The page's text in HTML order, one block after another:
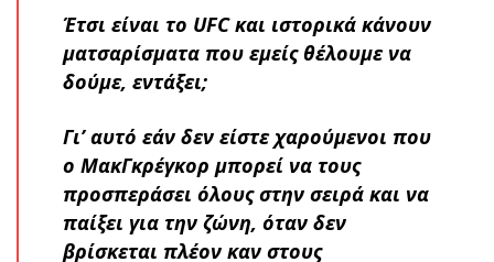
Έτσι είναι το UFC και ιστορικά κάνουν
ματσαρίσματα που εμείς θέλουμε να
δούμε, εντάξει;
Γι’ αυτό εάν δεν είστε χαρούμενοι που
ο ΜακΓκρέγκορ μπορεί να τους
προσπεράσει όλους στην σειρά και να
παίξει για την ζώνη, όταν δεν
βρίσκεται πλέον καν στους